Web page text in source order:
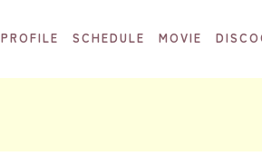
PROFILE SCHEDULE MOVIE